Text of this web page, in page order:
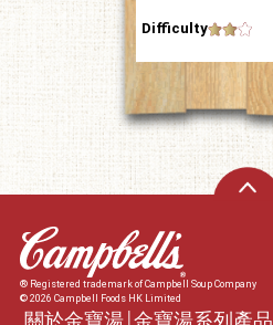
Difficulty
® Registered trademark of Campbell Soup Company
© 2026 Campbell Foods HK Limited